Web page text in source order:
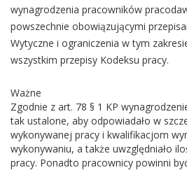
wynagrodzenia pracowników
powszechnie obowiązującymi
Wytyczne i ograniczenia w tym
wszystkim przepisy Kodeksu pracy.
Ważne
Zgodnie z art. 78 § 1 KP
tak ustalone, aby odpowiadało w
wykonywanej pracy i kwalifikacjom
wykonywaniu, a także uwzględniało
pracy. Ponadto pracownicy powinni